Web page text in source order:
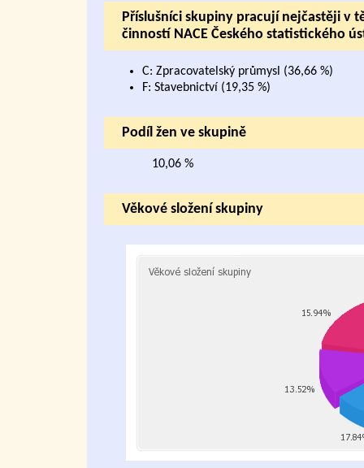
Příslušníci skupiny pracují nejčastěji v
činností NACE Českého statistického
C: Zpracovatelský průmysl (36,66 %)
F: Stavebnictví (19,35 %)
Podíl žen ve skupině
10,06 %
Věkové složení skupiny